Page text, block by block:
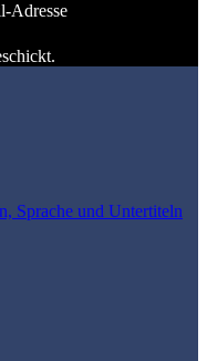
Adresse
Sprache und Untertiteln